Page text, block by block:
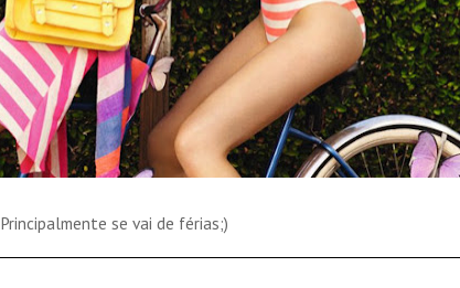
Principalmente se vai de férias;)